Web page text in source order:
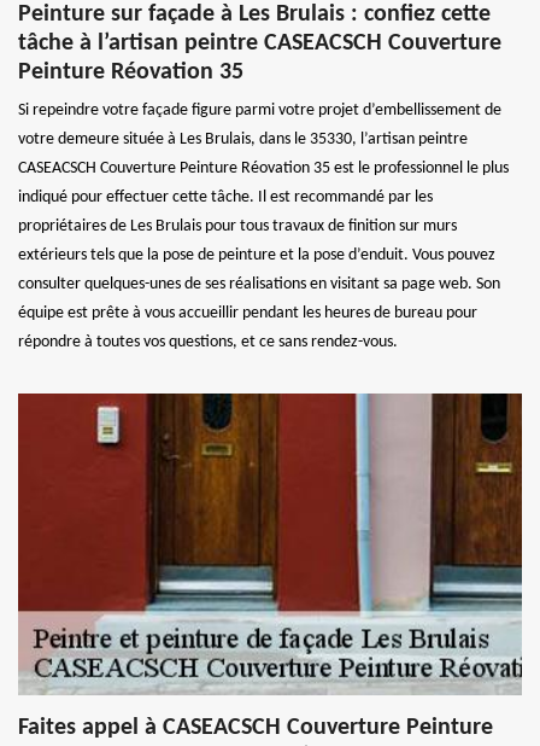
Peinture sur façade à Les Brulais : confiez cette
tâche à l’artisan peintre CASEACSCH Couverture
Peinture Réovation 35
Si repeindre votre façade figure parmi votre projet d’embellissement de
votre demeure située à Les Brulais, dans le 35330, l’artisan peintre
CASEACSCH Couverture Peinture Réovation 35 est le professionnel le plus
indiqué pour effectuer cette tâche. Il est recommandé par les
propriétaires de Les Brulais pour tous travaux de finition sur murs
extérieurs tels que la pose de peinture et la pose d’enduit. Vous pouvez
consulter quelques-unes de ses réalisations en visitant sa page web. Son
équipe est prête à vous accueillir pendant les heures de bureau pour
répondre à toutes vos questions, et ce sans rendez-vous.
Faites appel à CASEACSCH Couverture Peinture